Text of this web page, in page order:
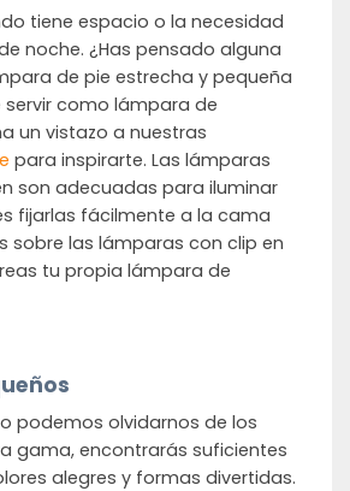
tiene espacio o la necesidad
noche. ¿Has pensado alguna
de pie estrecha y pequeña
como lámpara de
un vistazo a nuestras
para inspirarte. Las lámparas
son adecuadas para iluminar
fijarlas fácilmente a la cama
sobre las lámparas con clip en
tu propia lámpara de
podemos olvidarnos de los
gama, encontrarás suficientes
alegres y formas divertidas.